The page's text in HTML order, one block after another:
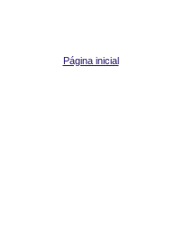
Página inicial